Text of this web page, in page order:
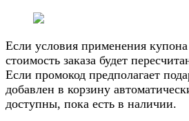
Если условия применения
стоимость заказа будет
Если промокод предполагает
добавлен в корзину
доступны, пока есть в наличии.